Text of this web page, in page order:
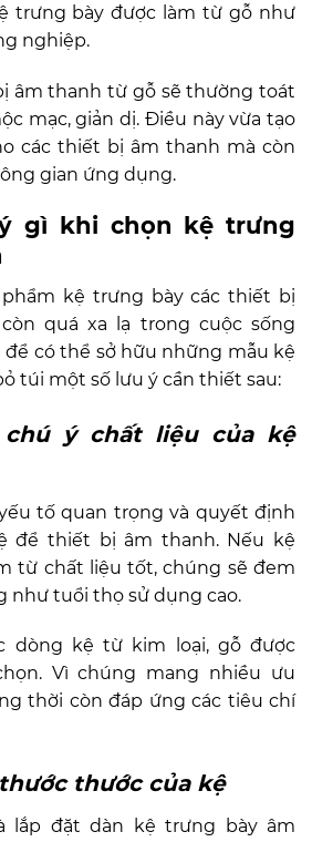
trưng bày được làm từ gỗ như
nghiệp.
âm thanh từ gỗ sẽ thường toát
mạc, giản dị. Điều này vừa tạo
các thiết bị âm thanh mà còn
gian ứng dụng.
gì khi chọn kệ trưng
kệ trưng bày các thiết bị
quá xa lạ trong cuộc sống
để có thể sở hữu những mẫu kệ
túi một số lưu ý cần thiết sau:
chú ý chất liệu của kệ
tố quan trọng và quyết định
để thiết bị âm thanh. Nếu kệ
từ chất liệu tốt, chúng sẽ đem
như tuổi thọ sử dụng cao.
dòng kệ từ kim loại, gỗ được
Vì chúng mang nhiều ưu
thời còn đáp ứng các tiêu chí
thước của kệ
lắp đặt dàn kệ trưng bày âm